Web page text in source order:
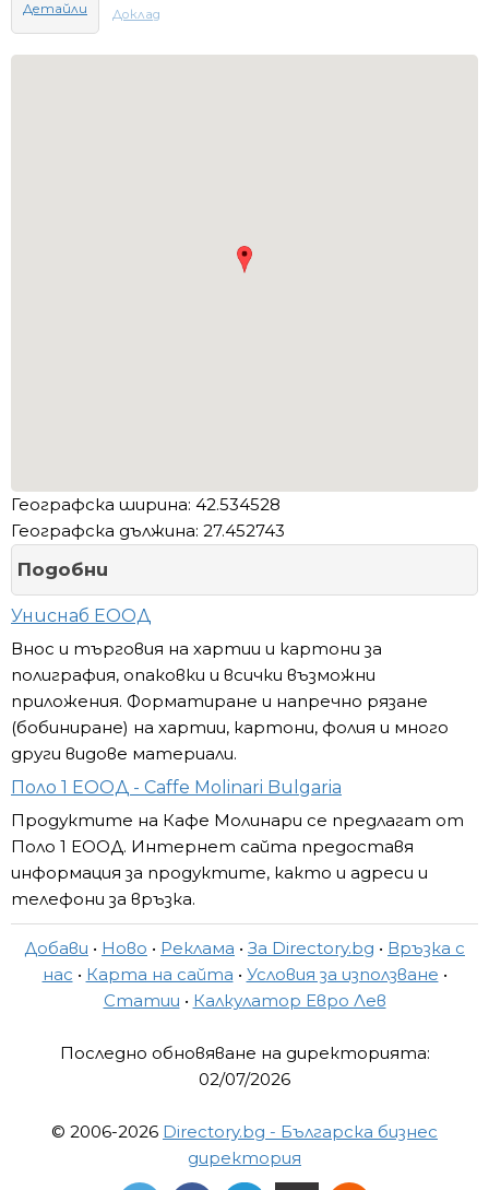
Детайли Доклад
Географска ширина: 42.534528
Географска дължина: 27.452743
Подобни
Униснаб ЕООД
Внос и търговия на хартии и картони за
полиграфия, опаковки и всички възможни
приложения. Форматиране и напречно рязане
(бобиниране) на хартии, картони, фолия и много
други видове материали.
Поло 1 ЕООД - Caffe Molinari Bulgaria
Продуктите на Кафе Молинари се предлагат от
Поло 1 ЕООД. Интернет сайта предоставя
информация за продуктите, както и адреси и
телефони за връзка.
Добави • Ново • Реклама • За Directory.bg • Връзка с
нас • Карта на сайта • Условия за използване •
Статии • Калкулатор Евро Лев
Последно обновяване на директорията:
02/07/2026
© 2006-2026 Directory.bg - Българска бизнес
директория